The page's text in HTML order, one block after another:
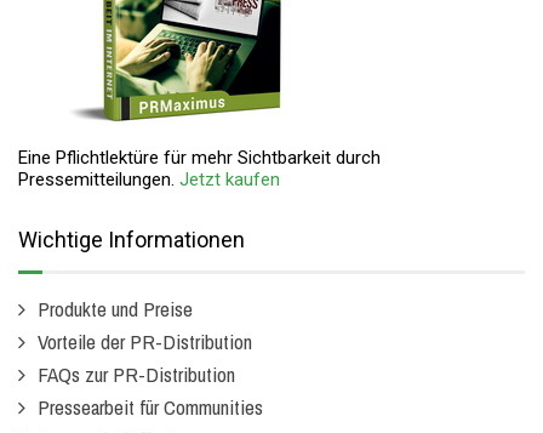
Eine Pflichtlektüre für mehr Sichtbarkeit durch
Pressemitteilungen. Jetzt kaufen
Wichtige Informationen
Produkte und Preise
Vorteile der PR-Distribution
FAQs zur PR-Distribution
Pressearbeit für Communities